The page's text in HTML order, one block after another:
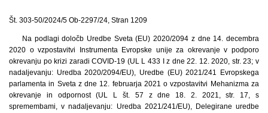
Št. 303-50/2024/5 Ob-2297/24, Stran 1209
Na podlagi določb Uredbe Sveta (EU) 2020/2094 z dne 14. decembra
2020 o vzpostavitvi Instrumenta Evropske unije za okrevanje v podporo
okrevanju po krizi zaradi COVID-19 (UL L 433 I z dne 22. 12. 2020, str. 23; v
nadaljevanju: Uredba 2020/2094/EU), Uredbe (EU) 2021/241 Evropskega
parlamenta in Sveta z dne 12. februarja 2021 o vzpostavitvi Mehanizma za
okrevanje in odpornost (UL L št. 57 z dne 18. 2. 2021, str. 17, s
spremembami, v nadaljevanju: Uredba 2021/241/EU), Delegirane uredbe